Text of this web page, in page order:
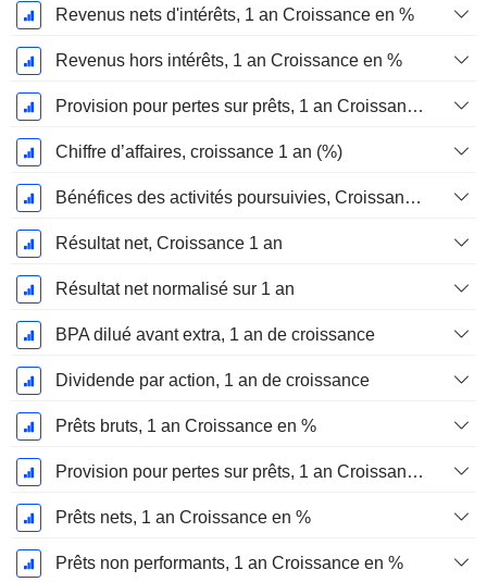
Revenus nets d'intérêts, 1 an Croissance en %
Revenus hors intérêts, 1 an Croissance en %
Provision pour pertes sur prêts, 1 an Croissance en %
Chiffre d’affaires, croissance 1 an (%)
Bénéfices des activités poursuivies, Croissance 1 an
Résultat net, Croissance 1 an
Résultat net normalisé sur 1 an
BPA dilué avant extra, 1 an de croissance
Dividende par action, 1 an de croissance
Prêts bruts, 1 an Croissance en %
Provision pour pertes sur prêts, 1 an Croissance %
Prêts nets, 1 an Croissance en %
Prêts non performants, 1 an Croissance en %